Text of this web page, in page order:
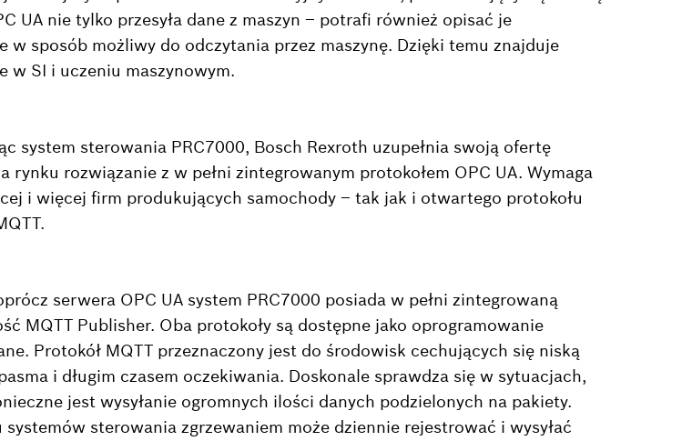
UA nie tylko przesyła dane z maszyn – potrafi również opisać je
w sposób możliwy do odczytania przez maszynę. Dzięki temu znajduje
w SI i uczeniu maszynowym.
system sterowania PRC7000, Bosch Rexroth uzupełnia swoją ofertę
rynku rozwiązanie z w pełni zintegrowanym protokołem OPC UA. Wymaga
i więcej firm produkujących samochody – tak jak i otwartego protokołu
serwera OPC UA system PRC7000 posiada w pełni zintegrowaną
MQTT Publisher. Oba protokoły są dostępne jako oprogramowanie
Protokół MQTT przeznaczony jest do środowisk cechujących się niską
i długim czasem oczekiwania. Doskonale sprawdza się w sytuacjach,
jest wysyłanie ogromnych ilości danych podzielonych na pakiety.
systemów sterowania zgrzewaniem może dziennie rejestrować i wysyłać